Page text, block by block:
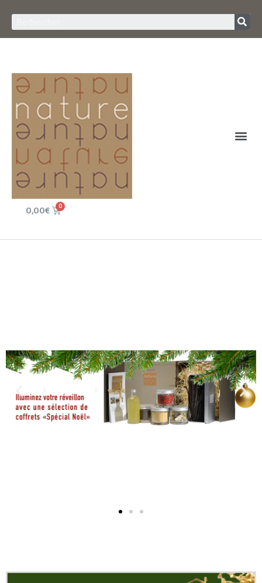
0,00€
Slide 2 Heading
Lorem ipsum dolor sit amet consectetur
adipiscing elit dolor
Click Here